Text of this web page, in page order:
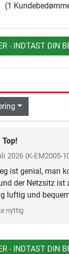
(1
- INDTAST DIN
Top!
2026 (K-EM2005-
ist genial, man
der Netzsitz ist
luftig und
nyttig
- INDTAST DIN